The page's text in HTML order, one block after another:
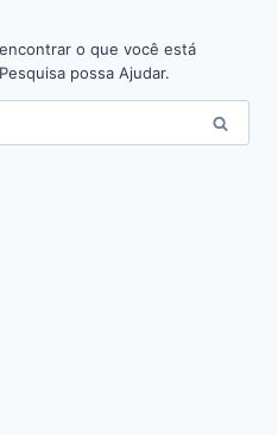
o que você está
possa Ajudar.